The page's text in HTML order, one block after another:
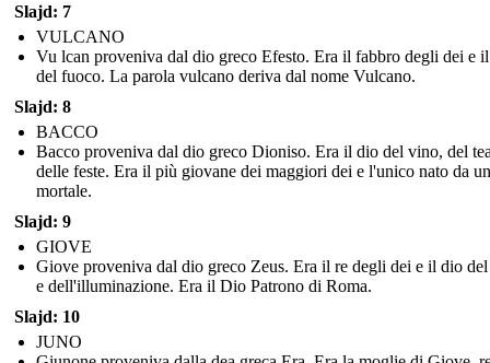
Slajd: 7
VULCANO
Vu lcan proveniva dal dio greco Efesto. Era il fabbro degli dei e
del fuoco. La parola vulcano deriva dal nome Vulcano.
Slajd: 8
BACCO
Bacco proveniva dal dio greco Dioniso. Era il dio del vino, del
delle feste. Era il più giovane dei maggiori dei e l'unico nato da un
mortale.
Slajd: 9
GIOVE
Giove proveniva dal dio greco Zeus. Era il re degli dei e il dio
e dell'illuminazione. Era il Dio Patrono di Roma.
Slajd: 10
JUNO